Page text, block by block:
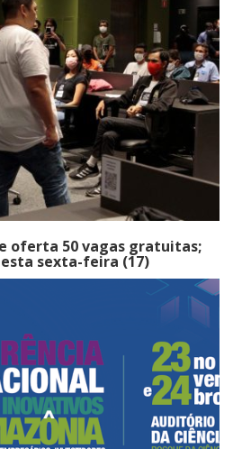
oferta 50 vagas gratuitas;
sexta-feira (17)